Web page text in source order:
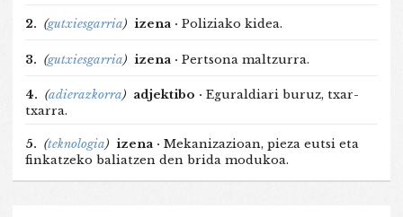
2. (gutxiesgarria) izena · Poliziako kidea.
3. (gutxiesgarria) izena · Pertsona maltzurra.
4. (adierazkorra) adjektibo · Eguraldiari buruz, txar-
txarra.
5. (teknologia) izena · Mekanizazioan, pieza eutsi eta
finkatzeko baliatzen den brida modukoa.